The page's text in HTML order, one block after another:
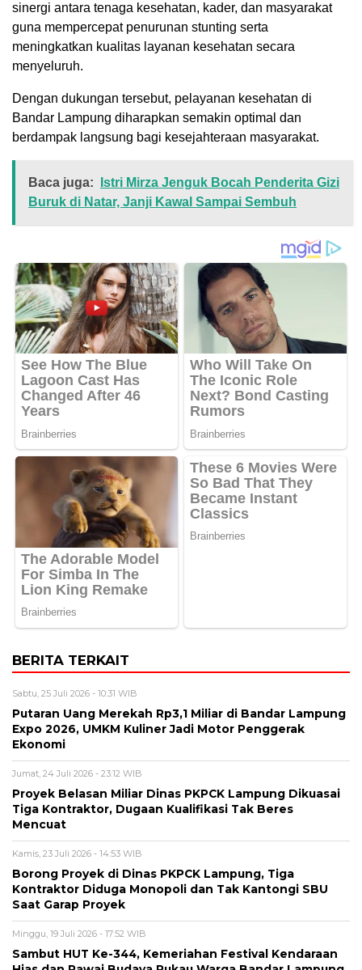
sinergi antara tenaga kesehatan, kader, dan masyarakat
guna mempercepat penurunan stunting serta
meningkatkan kualitas layanan kesehatan secara
menyeluruh.
Dengan dukungan tersebut, pelayanan kesehatan di
Bandar Lampung diharapkan semakin optimal dan
berdampak langsung bagi kesejahteraan masyarakat.
Baca juga:
Istri Mirza Jenguk Bocah Penderita Gizi
Buruk di Natar, Janji Kawal Sampai Sembuh
BERITA TERKAIT
Sabtu, 25 Juli 2026 - 10:31 WIB
Putaran Uang Merekah Rp3,1 Miliar di Bandar Lampung
Expo 2026, UMKM Kuliner Jadi Motor Penggerak
Ekonomi
Jumat, 24 Juli 2026 - 23:12 WIB
Proyek Belasan Miliar Dinas PKPCK Lampung Dikuasai
Tiga Kontraktor, Dugaan Kualifikasi Tak Beres
Mencuat
Kamis, 23 Juli 2026 - 14:53 WIB
Borong Proyek di Dinas PKPCK Lampung, Tiga
Kontraktor Diduga Monopoli dan Tak Kantongi SBU
Saat Garap Proyek
Minggu, 19 Juli 2026 - 17:52 WIB
Sambut HUT Ke-344, Kemeriahan Festival Kendaraan